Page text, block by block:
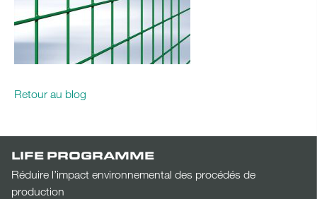
Retour au blog
LIFE PROGRAMME
Réduire l’impact environnemental des procédés de
production